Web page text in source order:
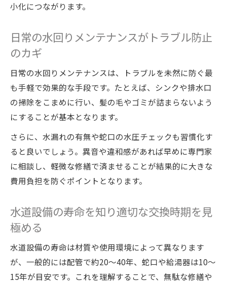
ガイドラインを活用した正しい水道設備点
維持修繕ガイドラインを意識したメンテナ
水道メンテナンスできつい作業を減らす効
率的手順
水回りメンテナンスの法令とガイドライン
最新動向
メンテナンス費用の相場把握で無駄な出費を防
ぐ
水回りメンテナンス費用相場と賢い比較ポ
イント
水道管点検費用を比較して適正価格を知る
水回りメンテナンス費用明細で不要な出費
を防ぐ
相場の落とし穴を知り適切な水回りメンテ
小化につながります。
日常の水回りメンテナンスがトラブル防止
のカギ
日常の水回りメンテナンスは、トラブルを未然に防ぐ最
も手軽で効果的な手段です。たとえば、シンクや排水口
の掃除をこまめに行い、髪の毛やゴミが詰まらないよう
にすることが基本となります。
さらに、水漏れの有無や蛇口の水圧チェックも習慣化す
ると良いでしょう。異音や違和感があれば早めに専門家
に相談し、軽微な修繕で済ませることが結果的に大きな
費用負担を防ぐポイントとなります。
水道設備の寿命を知り適切な交換時期を見
極める
水道設備の寿命は材質や使用環境によって異なります
が、一般的には配管で約20～40年、蛇口や給湯器は10～
15年が目安です。これを理解することで、無駄な修繕や